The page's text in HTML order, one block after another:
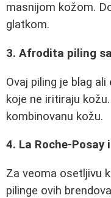
masnijom kožom.
glatkom.
3. Afrodita piling
Ovaj piling je blag
koje ne iritiraju
kombinovanu kožu.
4. La Roche-Posay
Za veoma osetljivu
pilinge ovih